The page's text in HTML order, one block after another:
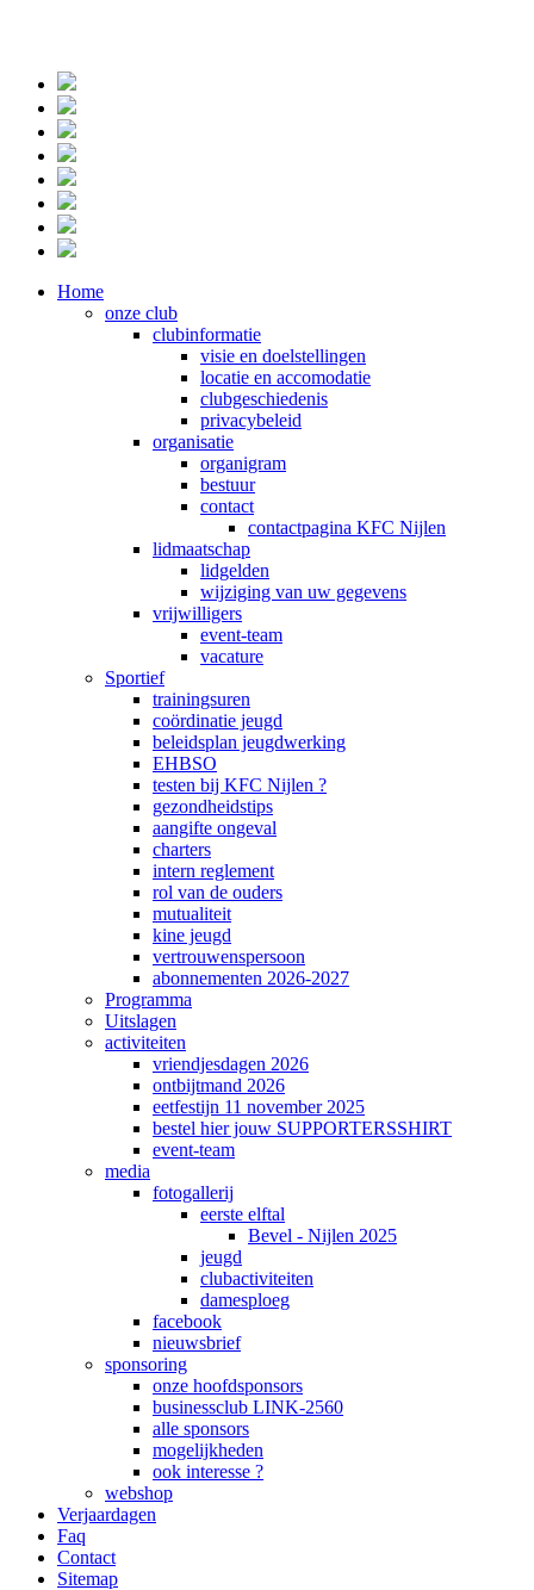
Home
onze club
clubinformatie
visie en doelstellingen
locatie en accomodatie
clubgeschiedenis
privacybeleid
organisatie
organigram
bestuur
contact
contactpagina KFC Nijlen
lidmaatschap
lidgelden
wijziging van uw gegevens
vrijwilligers
event-team
vacature
Sportief
trainingsuren
coördinatie jeugd
beleidsplan jeugdwerking
EHBSO
testen bij KFC Nijlen ?
gezondheidstips
aangifte ongeval
charters
intern reglement
rol van de ouders
mutualiteit
kine jeugd
vertrouwenspersoon
abonnementen 2026-2027
Programma
Uitslagen
activiteiten
vriendjesdagen 2026
ontbijtmand 2026
eetfestijn 11 november 2025
bestel hier jouw SUPPORTERSSHIRT
event-team
media
fotogallerij
eerste elftal
Bevel - Nijlen 2025
jeugd
clubactiviteiten
damesploeg
facebook
nieuwsbrief
sponsoring
onze hoofdsponsors
businessclub LINK-2560
alle sponsors
mogelijkheden
ook interesse ?
webshop
Verjaardagen
Faq
Contact
Sitemap